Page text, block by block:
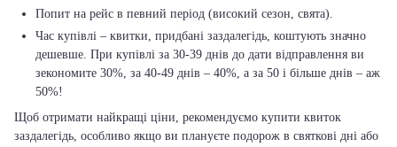
Попит на рейс в певний період (високий сезон, свята).
Час купівлі – квитки, придбані заздалегідь, коштують значно
дешевше. При купівлі за 30-39 днів до дати відправлення ви
зекономите 30%, за 40-49 днів – 40%, а за 50 і більше днів – аж
50%!
Щоб отримати найкращі ціни, рекомендуємо купити квиток
заздалегідь, особливо якщо ви плануєте подорож в святкові дні або